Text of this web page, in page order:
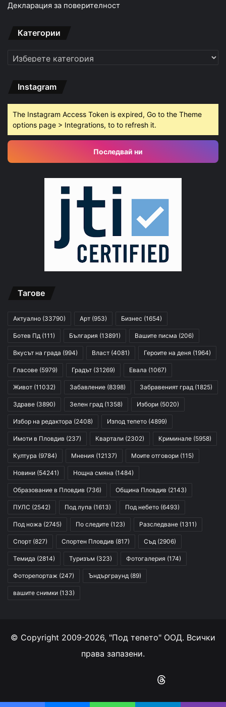
Декларация за поверителност
Категории
Категории
Instagram
The Instagram Access Token is expired, Go to the Theme
options page > Integrations, to to refresh it.
Последвай ни
Тагове
Актуално (33790) Арт (953) Бизнес (1654)
Ботев Пд (111) България (13891) Вашите писма (206)
Вкусът на града (994) Власт (4081) Героите на деня (1964)
Гласове (5979) Градът (31269) Евала (1067)
Живот (11032) Забавление (8398) Забравеният град (1825)
Здраве (3890) Зелен град (1358) Избори (5020)
Избор на редактора (2408) Изпод тепето (4899)
Имоти в Пловдив (237) Квартали (2302) Криминале (5958)
Култура (9784) Мнения (12137) Моите отговори (115)
Новини (54241) Нощна смяна (1484)
Образование в Пловдив (736) Община Пловдив (2143)
ПУЛС (2542) Под лупа (1613) Под небето (6493)
Под ножа (2745) По следите (123) Разследване (1311)
Спорт (827) Спортен Пловдив (817) Съд (2906)
Темида (2814) Туризъм (323) Фотогалерия (174)
Фоторепортаж (247) Ъндърграунд (89)
вашите снимки (133)
© Copyright 2009-2026, "Под тепето" ООД. Всички
права запазени.
Instagram
RSS